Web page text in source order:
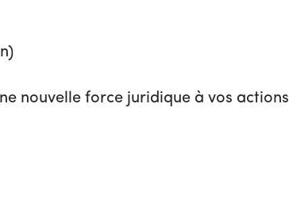
nouvelle force juridique à vos actions